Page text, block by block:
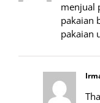
menjual
pakaian
pakaian